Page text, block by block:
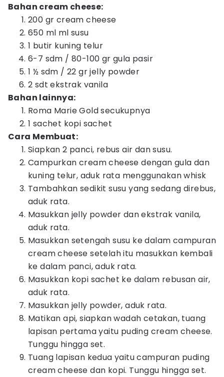
Bahan cream cheese:
200 gr cream cheese
650 ml ml susu
1 butir kuning telur
6-7 sdm / 80-100 gr gula pasir
1 ½ sdm / 22 gr jelly powder
2 sdt ekstrak vanila
Bahan lainnya:
Roma Marie Gold secukupnya
1 sachet kopi sachet
Cara Membuat:
Siapkan 2 panci, rebus air dan susu.
Campurkan cream cheese dengan gula dan
kuning telur, aduk rata menggunakan whisk
Tambahkan sedikit susu yang sedang direbus,
aduk rata.
Masukkan jelly powder dan ekstrak vanila,
aduk rata.
Masukkan setengah susu ke dalam campuran
cream cheese setelah itu masukkan kembali
ke dalam panci, aduk rata.
Masukkan kopi sachet ke dalam rebusan air,
aduk rata.
Masukkan jelly powder, aduk rata.
Matikan api, siapkan wadah cetakan, tuang
lapisan pertama yaitu puding cream cheese.
Tunggu hingga set.
Tuang lapisan kedua yaitu campuran puding
cream cheese dan kopi. Tunggu hingga set.